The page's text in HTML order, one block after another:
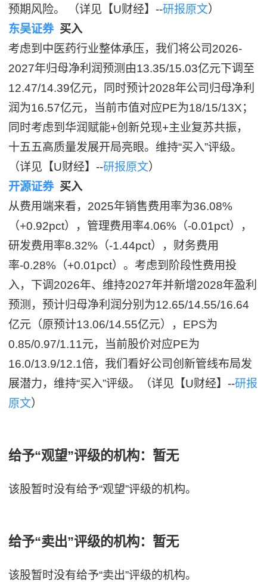
预期风险。 （详见【U财经】--研报原文）
东吴证券买入
考虑到中医药行业整体承压，我们将公司2026-
2027年归母净利润预测由13.35/15.03亿元下调至
12.47/14.39亿元，同时预计2028年公司归母净利
润为16.57亿元，当前市值对应PE为18/15/13X；
同时考虑到华润赋能+创新兑现+主业复苏共振，
十五五高质量发展开局亮眼。维持“买入”评级。
（详见【U财经】--研报原文）
开源证券买入
从费用端来看，2025年销售费用率为36.08%
（+0.92pct），管理费用率4.06%（-0.01pct），
研发费用率8.32%（-1.44pct），财务费用
率-0.28%（+0.01pct）。考虑到阶段性费用投
入，下调2026年、维持2027年并新增2028年盈利
预测，预计归母净利润分别为12.65/14.55/16.64
亿元（原预计13.06/14.55亿元），EPS为
0.85/0.97/1.11元，当前股价对应PE为
16.0/13.9/12.1倍，我们看好公司创新管线布局发
展潜力，维持“买入”评级。（详见【U财经】--研报
原文）
给予“观望”评级的机构：暂无
该股暂时没有给予“观望”评级的机构。
给予“卖出”评级的机构：暂无
该股暂时没有给予“卖出”评级的机构。